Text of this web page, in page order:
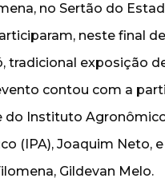
no Sertão do
neste final
tradicional exposição
contou com a
do Instituto
(IPA), Joaquim Neto,
Gildevan Melo.